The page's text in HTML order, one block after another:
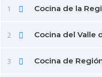
1 Cocina de la
2 Cocina del Valle
3 Cocina de